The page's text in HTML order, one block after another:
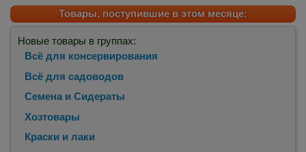
Товары, поступившие в этом месяце:
Новые товары в группах:
Всё для консервирования
Всё для садоводов
Семена и Сидераты
Хозтовары
Краски и лаки